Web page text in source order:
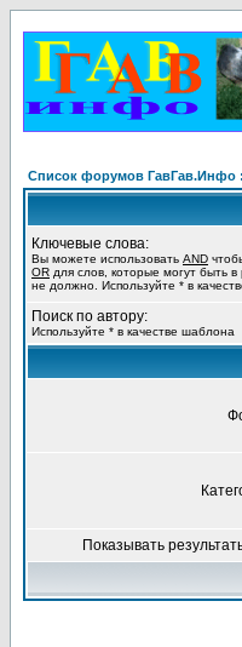
Список форумов ГавГав.Инфо
Ключевые слова:
Вы можете использовать AND
OR для слов, которые могут быть в
не должно. Используйте * в
Поиск по автору:
Используйте * в качестве шаблона
Показывать